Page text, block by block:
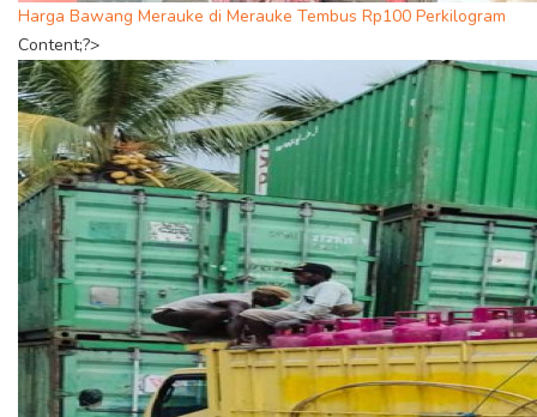
Harga Bawang Merauke di Merauke Tembus Rp100 Perkilogram
Content;?>